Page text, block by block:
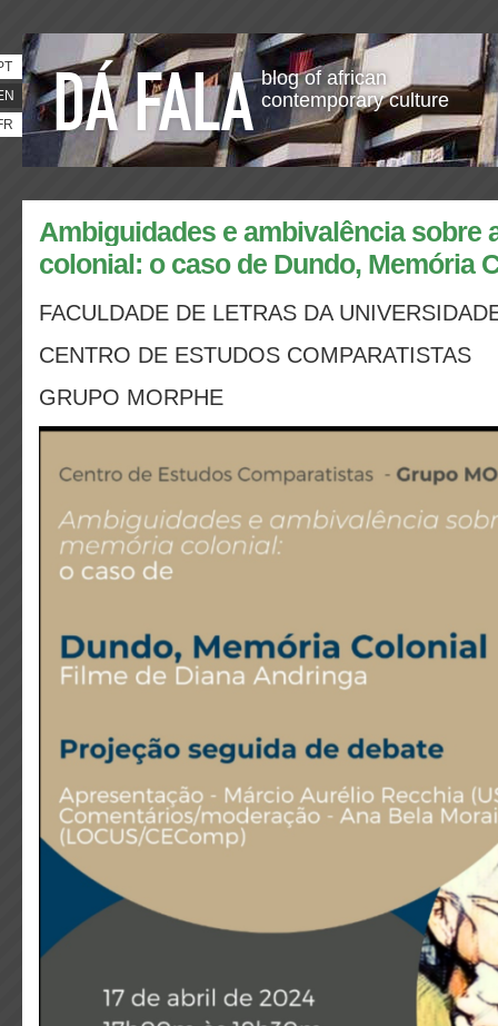
blog of african
contemporary culture
Ambiguidades e ambivalência sobre
colonial: o caso de Dundo, Memória
FACULDADE DE LETRAS DA
CENTRO DE ESTUDOS COMPARATISTAS
GRUPO MORPHE